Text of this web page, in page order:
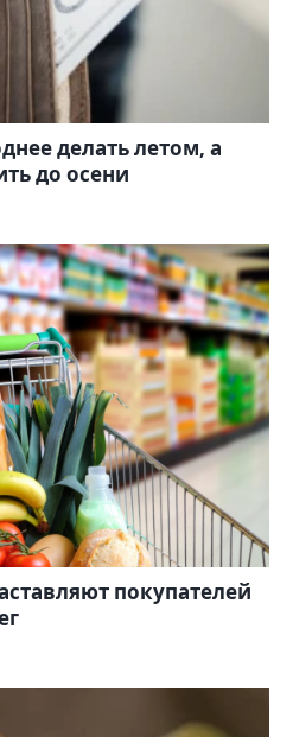
делать летом, а
до осени
покупателей